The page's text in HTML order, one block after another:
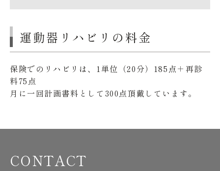
運動器リハビリの料金
保険でのリハビリは、1単位（20分）185点＋再診
料75点
月に一回計画書料として300点頂戴しています。
CONTACT